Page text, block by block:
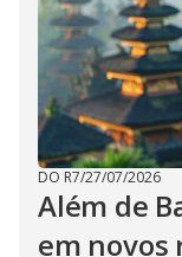
DO R7/27/07/2026
Além de
em